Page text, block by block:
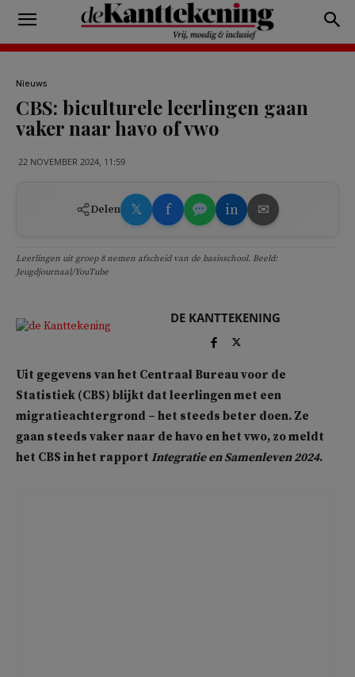
Nieuws
CBS: biculturele leerlingen gaan
vaker naar havo of vwo
22 NOVEMBER 2024, 11:59
Delen 𝕏 f in ✉
Leerlingen uit groep 8 nemen afscheid van de basisschool. Beeld:
Jeugdjournaal/YouTube
DE KANTTEKENING
Uit gegevens van het Centraal Bureau voor de
Statistiek (CBS) blijkt dat leerlingen met een
migratieachtergrond – het steeds beter doen. Ze
gaan steeds vaker naar de havo en het vwo, zo meldt
het CBS in het rapport Integratie en Samenleven 2024.